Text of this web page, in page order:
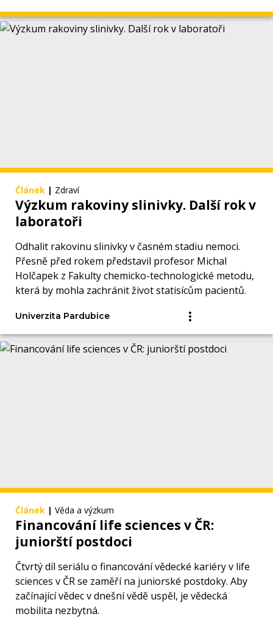
Článek | Zdraví
Výzkum rakoviny slinivky. Další rok v
laboratoři
Odhalit rakovinu slinivky v časném stadiu nemoci.
Přesně před rokem představil profesor Michal
Holčapek z Fakulty chemicko-technologické metodu,
která by mohla zachránit život statisícům pacientů.
Univerzita Pardubice
Článek | Věda a výzkum
Financování life sciences v ČR:
juniorští postdoci
Čtvrtý díl seriálu o financování vědecké kariéry v life
sciences v ČR se zaměří na juniorské postdoky. Aby
začínající vědec v dnešní vědě uspěl, je vědecká
mobilita nezbytná.